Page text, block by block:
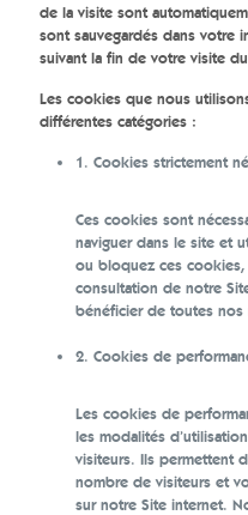
de la visite sont
sont sauvegardés dans votre
suivant la fin de votre visite
Les cookies que nous
différentes catégories :
1. Cookies strictement
Ces cookies sont
naviguer dans le site et
ou bloquez ces
consultation de notre
bénéficier de toutes nos
2. Cookies de
Les cookies de
les modalités
visiteurs. Ils permettent
nombre de visiteurs et
sur notre Site internet.